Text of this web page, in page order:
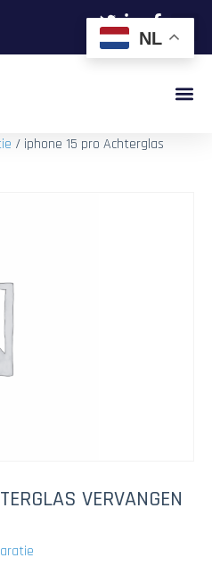
/ iphone 15 pro Achterglas
VERVANGEN
NL